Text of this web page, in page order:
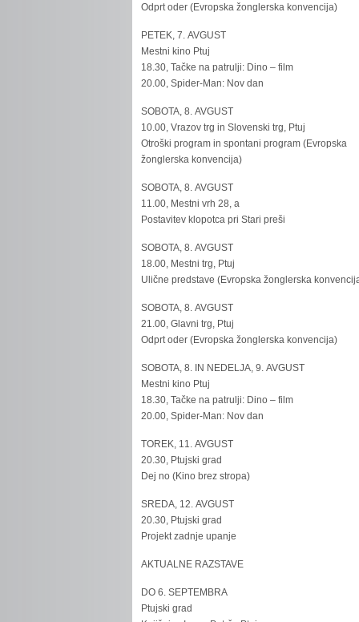
Odprt oder (Evropska žonglerska konvencija)
PETEK, 7. AVGUST
Mestni kino Ptuj
18.30, Tačke na patrulji: Dino – film
20.00, Spider-Man: Nov dan
SOBOTA, 8. AVGUST
10.00, Vrazov trg in Slovenski trg, Ptuj
Otroški program in spontani program (Evropska
žonglerska konvencija)
SOBOTA, 8. AVGUST
11.00, Mestni vrh 28, a
Postavitev klopotca pri Stari preši
SOBOTA, 8. AVGUST
18.00, Mestni trg, Ptuj
Ulične predstave (Evropska žonglerska
SOBOTA, 8. AVGUST
21.00, Glavni trg, Ptuj
Odprt oder (Evropska žonglerska konvencija)
SOBOTA, 8. IN NEDELJA, 9. AVGUST
Mestni kino Ptuj
18.30, Tačke na patrulji: Dino – film
20.00, Spider-Man: Nov dan
TOREK, 11. AVGUST
20.30, Ptujski grad
Dej no (Kino brez stropa)
SREDA, 12. AVGUST
20.30, Ptujski grad
Projekt zadnje upanje
AKTUALNE RAZSTAVE
DO 6. SEPTEMBRA
Ptujski grad